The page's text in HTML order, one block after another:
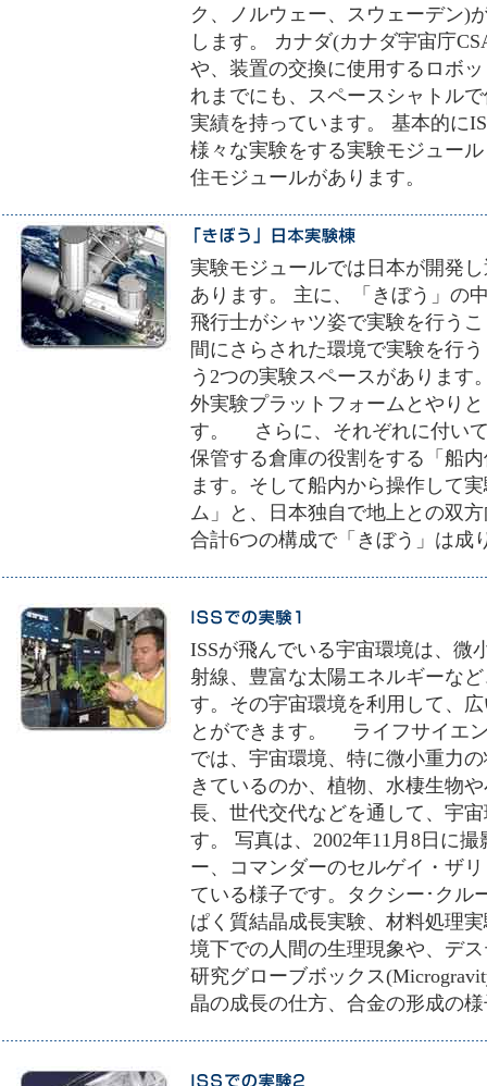
ク、ノルウェー、スウェーデン)
します。 カナダ(カナダ宇宙庁
や、装置の交換に使用するロボ
れまでにも、スペースシャトル
実績を持っています。 基本的に
様々な実験をする実験モジュー
住モジュールがあります。
実験モジュールでは日本が開発
あります。 主に、「きぼう」の
飛行士がシャツ姿で実験を行う
間にさらされた環境で実験を行
う2つの実験スペースがあります
外実験プラットフォームとやり
す。 さらに、それぞれに付い
保管する倉庫の役割をする「船
ます。そして船内から操作して
ム」と、日本独自で地上との双
合計6つの構成で「きぼう」は成
ISSが飛んでいる宇宙環境は、微
射線、豊富な太陽エネルギーな
す。その宇宙環境を利用して、
とができます。 ライフサイエ
では、宇宙環境、特に微小重力
きているのか、植物、水棲生物
長、世代交代などを通して、宇
す。 写真は、2002年11月8日に
ー、コマンダーのセルゲイ・ザ
ている様子です。タクシー･クル
ぱく質結晶成長実験、材料処理
境下での人間の生理現象や、デ
研究グローブボックス
晶の成長の仕方、合金の形成の